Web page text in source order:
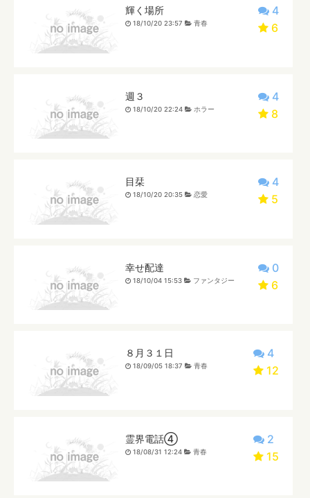
4
6
輝く場所
18/10/20 23:57 青春
4
8
週３
18/10/20 22:24 ホラー
4
5
目栞
18/10/20 20:35 恋愛
0
6
幸せ配達
18/10/04 15:53 ファンタジー
4
12
８月３１日
18/09/05 18:37 青春
2
15
霊界電話④
18/08/31 12:24 青春